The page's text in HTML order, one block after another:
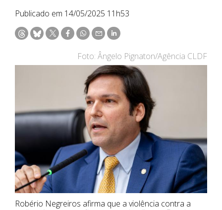
Publicado em 14/05/2025 11h53
Foto: Ângelo Pignaton/Agência CLDF
Robério Negreiros afirma que a violência contra a